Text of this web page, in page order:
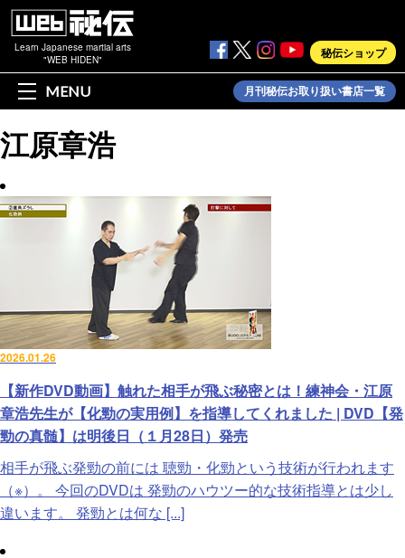
Learn Japanese martial arts
"WEB HIDEN"
秘伝ショップ
MENU 月刊秘伝お取り扱い書店一覧
江原章浩
2026.01.26
【新作DVD動画】触れた相手が飛ぶ秘密とは！練神会・江原
章浩先生が【化勁の実用例】を指導してくれました | DVD【発
勁の真髄】は明後日（１月28日）発売
相手が飛ぶ発勁の前には 聴勁・化勁という技術が行われます
（※）。 今回のDVDは 発勁のハウツー的な技術指導とは少し
違います。 発勁とは何な [...]